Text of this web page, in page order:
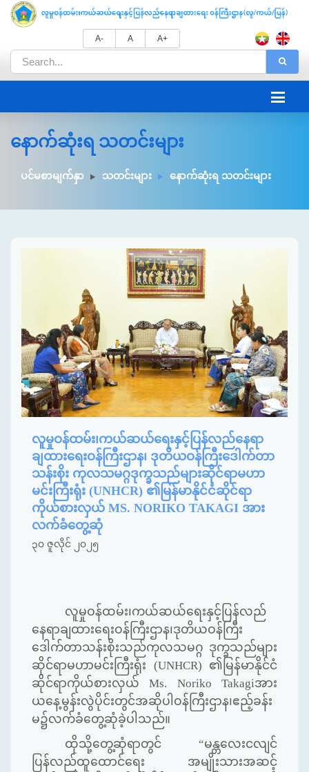
A- A A+
နောက်ဆုံးရ သတင်းများ
ပင်မစာမျက်နှာ သတင်းများ နောက်ဆုံးရ သတင်းများ
လူမှုဝန်ထမ်း၊ကယ်ဆယ်ရေးနှင့်ပြန်လည်နေရာ
ချထားရေးဝန်ကြီးဌာန၊ ဒုတိယဝန်ကြီးဒေါက်တာ
သန်းစိုး ကုလသမဂ္ဂဒုက္ခသည်များဆိုင်ရာမဟာ
မင်းကြီးရုံး (UNHCR) ၏မြန်မာနိုင်ငံဆိုင်ရာ
ကိုယ်စားလှယ် MS. NORIKO TAKAGI အား
လက်ခံတွေ့ဆုံ
၃၀ ဇူလိုင် ၂၀၂၅
လူမှုဝန်ထမ်း၊ကယ်ဆယ်ရေးနှင့်ပြန်လည်
နေရာချထားရေးဝန်ကြီးဌာန၊ဒုတိယဝန်ကြီး
ဒေါက်တာသန်းစိုးသည်ကုလသမဂ္ဂ ဒုက္ခသည်များ
ဆိုင်ရာမဟာမင်းကြီးရုံး (UNHCR) ၏မြန်မာနိုင်ငံ
ဆိုင်ရာကိုယ်စားလှယ်Ms. Noriko Takagiအား
ယနေ့မွန်းလွဲပိုင်းတွင်အဆိုပါဝန်ကြီးဌာန၊ဧည့်ခန်း
မ၌လက်ခံတွေ့ဆုံခဲ့ပါသည်။
ထိုသို့တွေ့ဆုံရာတွင် “မန္တလေးငလျင်
ပြန်လည်ထူထောင်ရေး အမျိုးသားအဆင့်